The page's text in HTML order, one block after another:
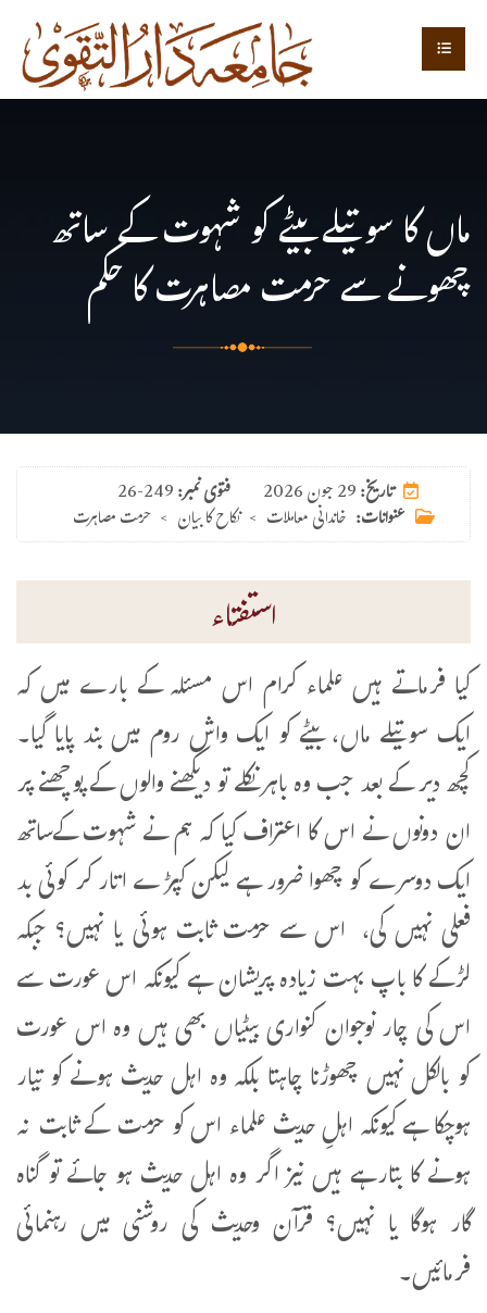
ماں کا سوتیلے بیٹے کو شہوت کے ساتھ
چھونے سے حرمت مصاہرت کا حکم
فتوی نمبر:26-249 تاریخ:29 جون 2026
عنوانات: خاندانی معاملات > نکاح کا بیان > حرمت مصاہرت
استفتاء
کیا فرماتے ہیں علماء کرام اس مسئلہ کے بارے میں کہ
ایک سوتیلے ماں، بیٹے کو ایک واش روم میں بند پایا گیا۔
کچھ دیر کے بعد جب وہ باہر نکلے تو دیکھنے والوں کے پوچھنے پر
ان دونوں نے اس کا اعتراف کیا کہ ہم نے شہوت کےساتھ
ایک دوسرے کو چھوا ضرور ہے لیکن کپڑے اتار کر کوئی بد
فعلی نہیں کی، اس سے حرمت ثابت ہوئی یا نہیں؟ جبکہ
لڑکے کا باپ بہت زیادہ پریشان ہے کیونکہ اس عورت سے
اس کی چار نوجوان کنواری بیٹیاں بھی ہیں وہ اس عورت
کو بالکل نہیں چھوڑنا چاہتا بلکہ وہ اہل حدیث ہونے کو تیار
ہوچکا ہے کیونکہ اہلِ حدیث علماء اس کو حرمت کے ثابت نہ
ہونے کا بتارہے ہیں نیز اگر وہ اہل حدیث ہو جائے تو گناہ
گار ہوگا یا نہیں؟ قرآن وحدیث کی روشنی میں رہنمائی
فرمائیں۔